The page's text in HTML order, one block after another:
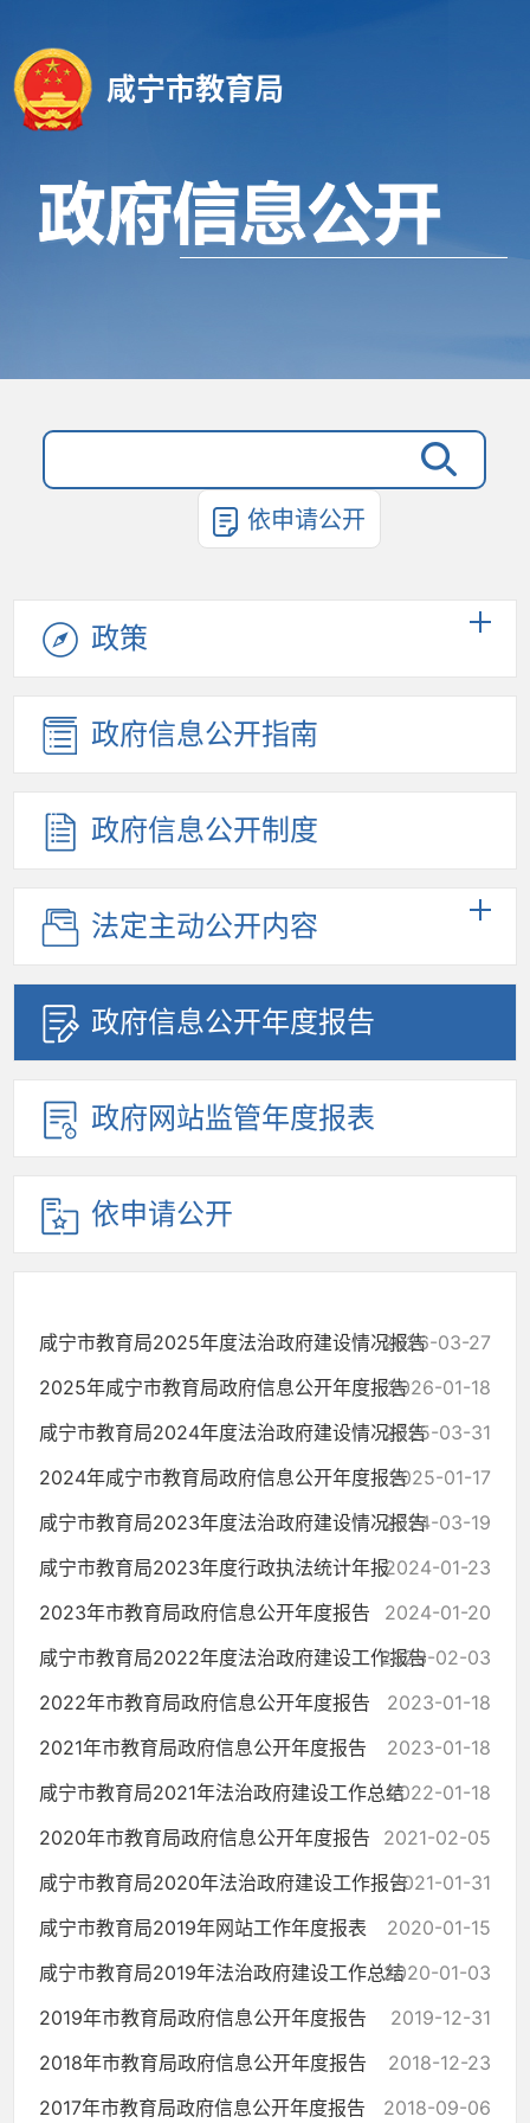
咸宁市教育局
依申请公开
政策
政府信息公开指南
政府信息公开制度
法定主动公开内容
政府信息公开年度报告
政府网站监管年度报表
依申请公开
咸宁市教育局2025年度法治政府建设情况报告2026-03-27
2025年咸宁市教育局政府信息公开年度报告2026-01-18
咸宁市教育局2024年度法治政府建设情况报告2025-03-31
2024年咸宁市教育局政府信息公开年度报告2025-01-17
咸宁市教育局2023年度法治政府建设情况报告2024-03-19
咸宁市教育局2023年度行政执法统计年报2024-01-23
2023年市教育局政府信息公开年度报告
2024-01-20
咸宁市教育局2022年度法治政府建设工作报告2023-02-03
2022年市教育局政府信息公开年度报告
2023-01-18
2021年市教育局政府信息公开年度报告
2023-01-18
咸宁市教育局2021年法治政府建设工作总结2022-01-18
2020年市教育局政府信息公开年度报告
2021-02-05
咸宁市教育局2020年法治政府建设工作报告2021-01-31
咸宁市教育局2019年网站工作年度报表
2020-01-15
咸宁市教育局2019年法治政府建设工作总结2020-01-03
2019年市教育局政府信息公开年度报告
2019-12-31
2018年市教育局政府信息公开年度报告
2018-12-23
2017年市教育局政府信息公开年度报告
2018-09-06